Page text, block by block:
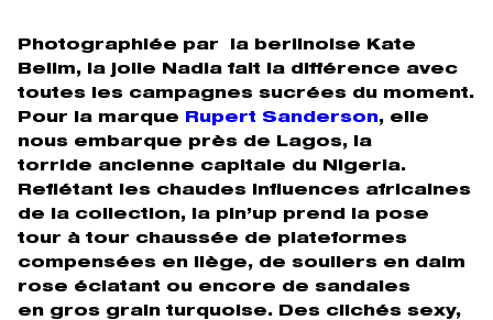
Photographiée par la berlinoise Kate
Bellm, la jolie Nadia fait la différence avec
toutes les campagnes sucrées du moment.
Pour la marque
Rupert Sanderson, elle
nous embarque près de Lagos, la
torride ancienne capitale du Nigeria.
Reflétant les chaudes influences africaines
de la collection, la pin’up prend la pose
tour à tour chaussée de plateformes
compensées en liège, de souliers en daim
rose éclatant ou encore de sandales
en gros grain turquoise. Des clichés sexy,